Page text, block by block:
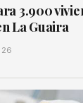
3.900
La Guaira